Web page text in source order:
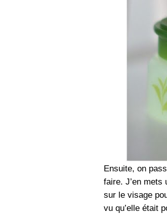
Ensuite, on
faire. J’en
sur le visage
vu qu’elle était